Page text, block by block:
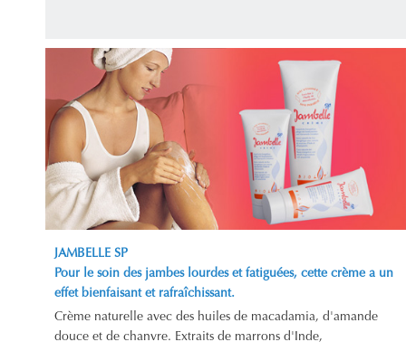
JAMBELLE SP
Pour le soin des jambes lourdes et fatiguées, cette crème a un
effet bienfaisant et rafraîchissant.
Crème naturelle avec des huiles de macadamia, d'amande
douce et de chanvre. Extraits de marrons d'Inde,